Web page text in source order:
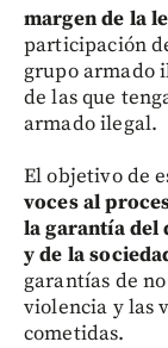
margen de la
participación
grupo armado
de las que
armado ilegal.
El objetivo de
voces al
la garantía del
y de la
garantías de
violencia y las
cometidas.